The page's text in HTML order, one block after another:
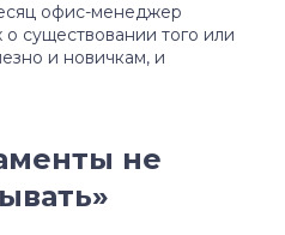
офис-менеджер
существовании того или
и новичкам, и
не